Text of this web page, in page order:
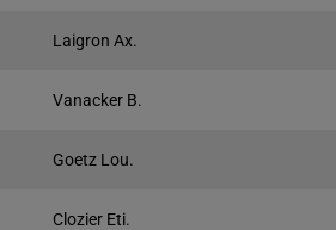
Laigron Ax.
Vanacker B.
Goetz Lou.
Clozier Eti.